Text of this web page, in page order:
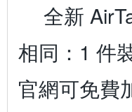
全新
相同：1 件
官網可免費